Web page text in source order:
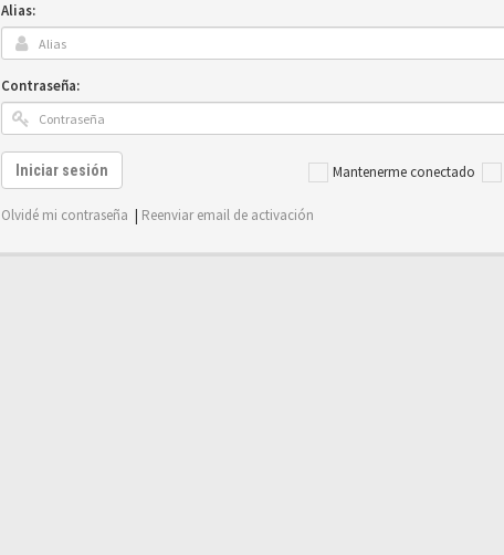
Alias:
Contraseña:
Mantenerme conectado
Iniciar sesión
Olvidé mi contraseña | Reenviar email de activación